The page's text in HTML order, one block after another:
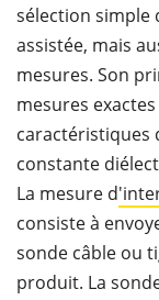
sélection simple
assistée, mais
mesures. Son
mesures
caractéristiques
constante
La mesure d
consiste à
sonde câble ou
produit. La